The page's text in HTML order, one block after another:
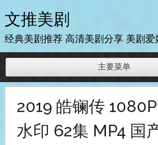
至
内
文推美剧
经典美剧推荐 高清美剧分享 美剧爱
主要菜单
2019 皓镧传
水印 62集 MP4 国